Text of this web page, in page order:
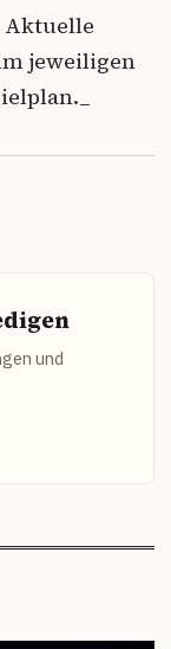
Aktuelle
jeweiligen
und